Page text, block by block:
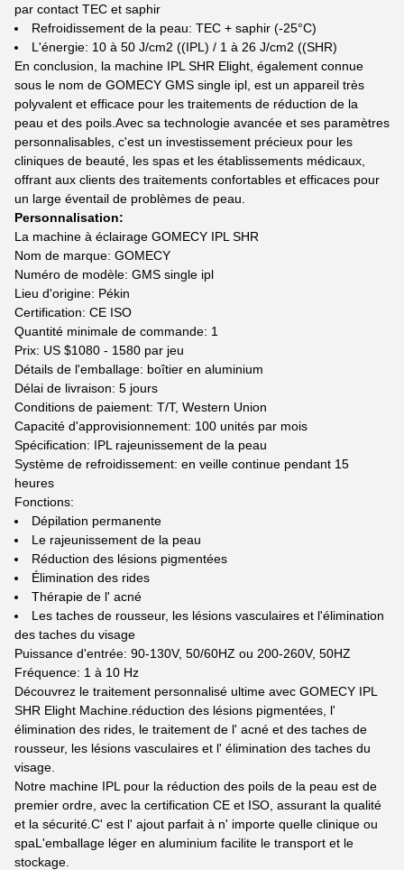
par contact TEC et saphir
Refroidissement de la peau: TEC + saphir (-25°C)
L'énergie: 10 à 50 J/cm2 ((IPL) / 1 à 26 J/cm2 ((SHR)
En conclusion, la machine IPL SHR Elight, également connue
sous le nom de GOMECY GMS single ipl, est un appareil très
polyvalent et efficace pour les traitements de réduction de la
peau et des poils.Avec sa technologie avancée et ses paramètres
personnalisables, c'est un investissement précieux pour les
cliniques de beauté, les spas et les établissements médicaux,
offrant aux clients des traitements confortables et efficaces pour
un large éventail de problèmes de peau.
Personnalisation:
La machine à éclairage GOMECY IPL SHR
Nom de marque: GOMECY
Numéro de modèle: GMS single ipl
Lieu d'origine: Pékin
Certification: CE ISO
Quantité minimale de commande: 1
Prix: US $1080 - 1580 par jeu
Détails de l'emballage: boîtier en aluminium
Délai de livraison: 5 jours
Conditions de paiement: T/T, Western Union
Capacité d'approvisionnement: 100 unités par mois
Spécification: IPL rajeunissement de la peau
Système de refroidissement: en veille continue pendant 15
heures
Fonctions:
Dépilation permanente
Le rajeunissement de la peau
Réduction des lésions pigmentées
Élimination des rides
Thérapie de l' acné
Les taches de rousseur, les lésions vasculaires et l'élimination
des taches du visage
Puissance d'entrée: 90-130V, 50/60HZ ou 200-260V, 50HZ
Fréquence: 1 à 10 Hz
Découvrez le traitement personnalisé ultime avec GOMECY IPL
SHR Elight Machine.réduction des lésions pigmentées, l'
élimination des rides, le traitement de l' acné et des taches de
rousseur, les lésions vasculaires et l' élimination des taches du
visage.
Notre machine IPL pour la réduction des poils de la peau est de
premier ordre, avec la certification CE et ISO, assurant la qualité
et la sécurité.C' est l' ajout parfait à n' importe quelle clinique ou
spaL'emballage léger en aluminium facilite le transport et le
stockage.